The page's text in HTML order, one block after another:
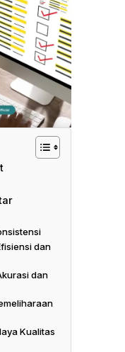
dan
dan
Kualitas